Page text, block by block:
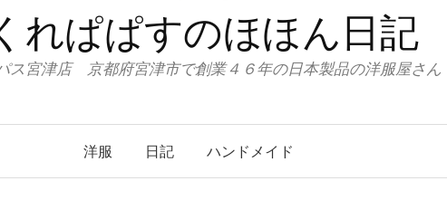
れぱぱすのほほん日記
ス宮津店 京都府宮津市で創業４６年の日本製品の洋服屋さん
洋服 日記 ハンドメイド